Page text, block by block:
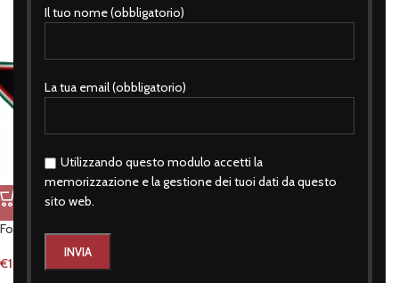
Il tuo nome (obbligatorio)
La tua email (obbligatorio)
Utilizzando questo modulo accetti la
memorizzazione e la gestione dei tuoi dati da questo
sito web.
Foulard me ne frego
€14,90